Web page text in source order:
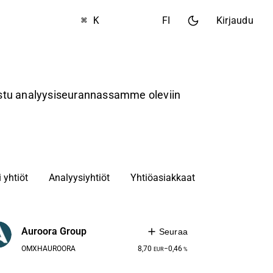
⌘ K FI Kirjaudu
analyysiseurannassamme oleviin
yhtiöt Analyysiyhtiöt Yhtiöasiakkaat
Auroora Group Seuraa
OMXHAUROORA 8,70 EUR −0,46 %